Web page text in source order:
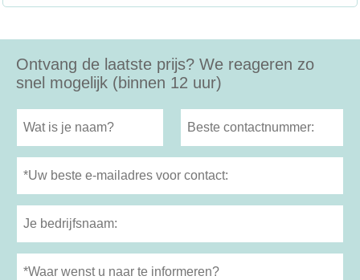
Ontvang de laatste prijs? We reageren zo
snel mogelijk (binnen 12 uur)